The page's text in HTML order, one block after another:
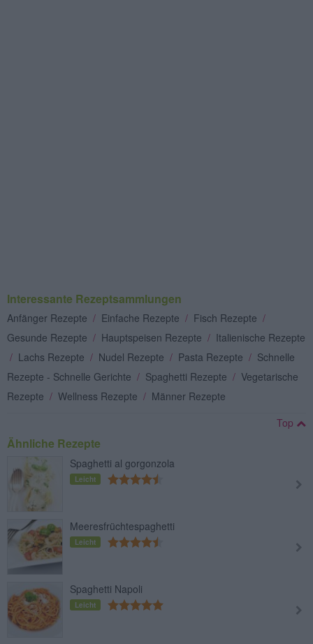
Interessante Rezeptsammlungen
Anfänger Rezepte / Einfache Rezepte / Fisch Rezepte /
Gesunde Rezepte / Hauptspeisen Rezepte / Italienische Rezepte
/ Lachs Rezepte / Nudel Rezepte / Pasta Rezepte / Schnelle
Rezepte - Schnelle Gerichte / Spaghetti Rezepte / Vegetarische
Rezepte / Wellness Rezepte / Männer Rezepte
Top
Ähnliche Rezepte
Spaghetti al gorgonzola
Leicht
Meeresfrüchtespaghetti
Leicht
Spaghetti Napoli
Leicht